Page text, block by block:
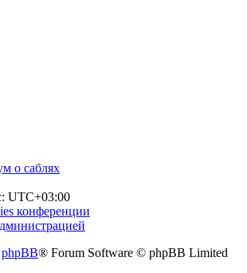
о саблях
UTC+03:00
конференции
phpBB® Forum Software © phpBB Limited